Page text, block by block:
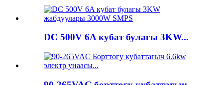
DC 500V 6A кубат булагы 3KW...